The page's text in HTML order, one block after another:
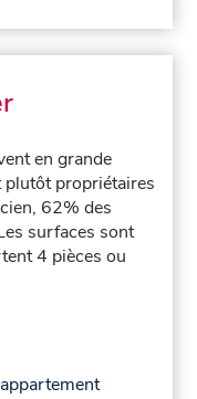
en grande
plutôt propriétaires
62% des
surfaces sont
4 pièces ou